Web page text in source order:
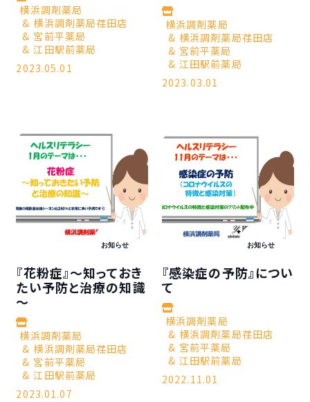
横浜調剤薬局
横浜調剤薬局荏田店
宮前平薬局
江田駅前薬局
2023.05.01
横浜調剤薬局
横浜調剤薬局荏田店
宮前平薬局
江田駅前薬局
2023.03.01
お知らせ
『花粉症』～知っておき
たい予防と治療の知識
～
横浜調剤薬局
横浜調剤薬局荏田店
宮前平薬局
江田駅前薬局
2023.01.07
お知らせ
『感染症の予防』につい
て
横浜調剤薬局
横浜調剤薬局荏田店
宮前平薬局
江田駅前薬局
2022.11.01